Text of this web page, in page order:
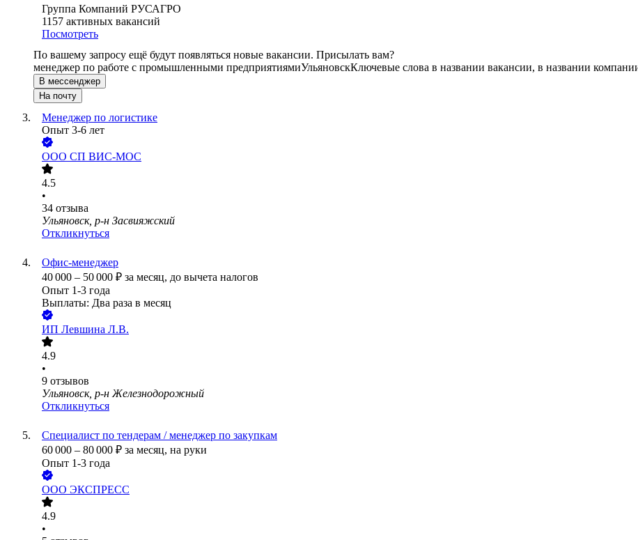
Группа Компаний РУСАГРО
1157 активных вакансий
Посмотреть
По вашему запросу ещё будут появляться новые вакансии. Присылать вам?
менеджер по работе с промышленными предприятиямиУльяновскКлючевые слова в названии вакансии, в названии
В мессенджер
На почту
Менеджер по логистике
Опыт 3-6 лет
ООО СП ВИС-МОС
4.5
•
34 отзыва
Ульяновск, р-н Засвияжский
Откликнуться
Офис-менеджер
40 000 – 50 000 ₽ за месяц, до вычета налогов
Опыт 1-3 года
Выплаты: Два раза в месяц
ИП Левшина Л.В.
4.9
•
9 отзывов
Ульяновск, р-н Железнодорожный
Откликнуться
Специалист по тендерам / менеджер по закупкам
60 000 – 80 000 ₽ за месяц, на руки
Опыт 1-3 года
ООО ЭКСПРЕСС
4.9
•